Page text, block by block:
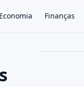
Economia Finanças